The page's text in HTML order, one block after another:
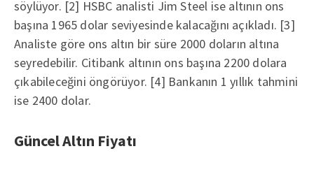
söylüyor. [2] HSBC analisti Jim Steel ise altının ons
başına 1965 dolar seviyesinde kalacağını açıkladı. [3]
Analiste göre ons altın bir süre 2000 doların altına
seyredebilir. Citibank altının ons başına 2200 dolara
çıkabileceğini öngörüyor. [4] Bankanın 1 yıllık tahmini
ise 2400 dolar.
Güncel Altın Fiyatı